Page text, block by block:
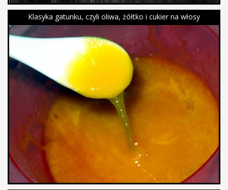
Klasyka gatunku, czyli oliwa, żółtko i cukier na włosy